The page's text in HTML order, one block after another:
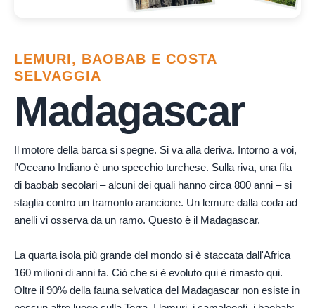
LEMURI, BAOBAB E COSTA
SELVAGGIA
Madagascar
Il motore della barca si spegne. Si va alla deriva. Intorno a voi,
l'Oceano Indiano è uno specchio turchese. Sulla riva, una fila
di baobab secolari – alcuni dei quali hanno circa 800 anni – si
staglia contro un tramonto arancione. Un lemure dalla coda ad
anelli vi osserva da un ramo. Questo è il Madagascar.
La quarta isola più grande del mondo si è staccata dall'Africa
160 milioni di anni fa. Ciò che si è evoluto qui è rimasto qui.
Oltre il 90% della fauna selvatica del Madagascar non esiste in